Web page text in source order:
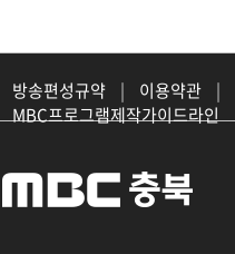
방송편성규약 | 이용약관 |
MBC프로그램제작가이드라인